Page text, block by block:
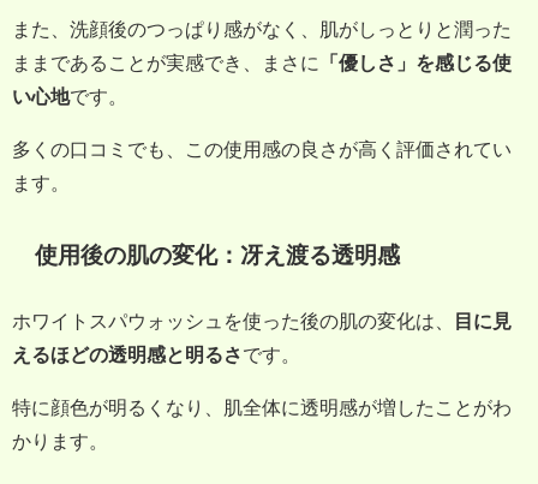
また、洗顔後のつっぱり感がなく、肌がしっとりと潤った
ままであることが実感でき、まさに
「優しさ」を感じる使
い心地です。
多くの口コミでも、この使用感の良さが高く評価されてい
ます。
使用後の肌の変化：冴え渡る透明感
ホワイトスパウォッシュを使った後の肌の変化は、
目に見
えるほどの透明感と明るさです。
特に顔色が明るくなり、肌全体に透明感が増したことがわ
かります。